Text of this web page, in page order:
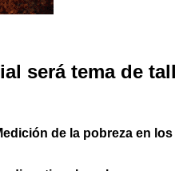
será tema de
de la pobreza en